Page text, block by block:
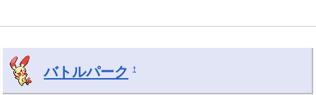
バトルパーク †